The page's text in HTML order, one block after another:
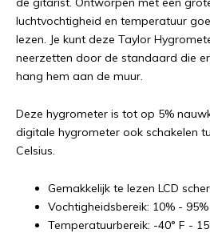
luchtvochtigheid en temperatuur
lezen. Je kunt deze Taylor
neerzetten door de standaard die
hang hem aan de muur.
Deze hygrometer is tot op 5%
digitale hygrometer ook schakelen
Celsius.
Gemakkelijk te lezen LCD
Vochtigheidsbereik: 10% - 95%
Temperatuurbereik: -40° F -